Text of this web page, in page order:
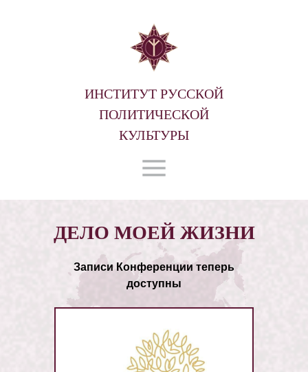
ИНСТИТУТ РУССКОЙ
ПОЛИТИЧЕСКОЙ
КУЛЬТУРЫ
ДЕЛО МОЕЙ ЖИЗНИ
Записи Конференции теперь
доступны